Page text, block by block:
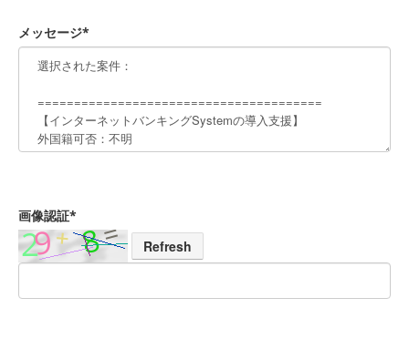
メッセージ*
画像認証*
Refresh